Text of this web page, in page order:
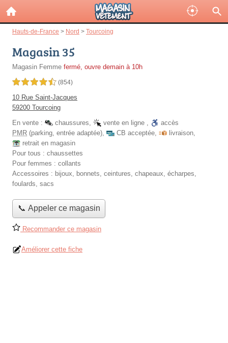
Hauts-de-France > Nord > Tourcoing
Magasin 35
Magasin Femme fermé, ouvre demain à 10h
4,5 étoiles sur 5 (854)
10 Rue Saint-Jacques
59200 Tourcoing
En vente :
chaussures, vente en ligne ,
accès
PMR (parking, entrée adaptée), CB acceptée, livraison,
retrait en magasin
Pour tous : chaussettes
Pour femmes : collants
Accessoires : bijoux, bonnets, ceintures, chapeaux, écharpes,
foulards, sacs
📞 Appeler ce magasin
Recommander ce magasin
Améliorer cette fiche